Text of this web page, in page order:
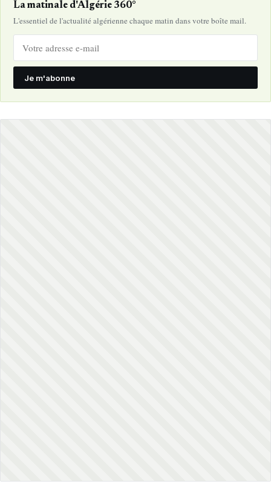
La matinale d'Algérie 360°
L'essentiel de l'actualité algérienne chaque matin dans votre boîte mail.
Je m'abonne